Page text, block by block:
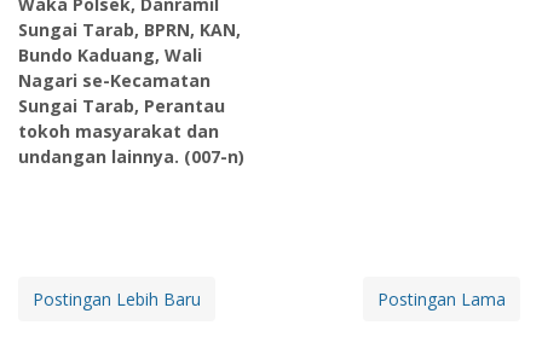
Sungai Tarab, BPRN, KAN,
Bundo Kaduang, Wali
Nagari se-Kecamatan
Sungai Tarab, Perantau
tokoh masyarakat dan
undangan lainnya. (007-n)
Postingan Lebih Baru Postingan Lama